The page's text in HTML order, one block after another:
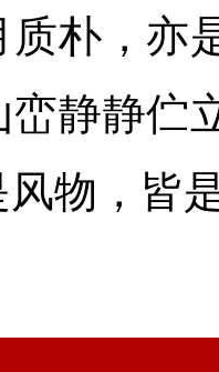
质朴，亦
峦静静伫
物，皆